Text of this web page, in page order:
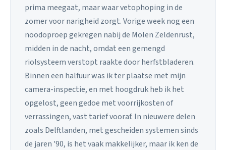
prima meegaat, maar waar vetophoping in de
zomer voor narigheid zorgt. Vorige week nog een
noodoproep gekregen nabij de Molen Zeldenrust,
midden in de nacht, omdat een gemengd
riolsysteem verstopt raakte door herfstbladeren.
Binnen een halfuur was ik ter plaatse met mijn
camera-inspectie, en met hoogdruk heb ik het
opgelost, geen gedoe met voorrijkosten of
verrassingen, vast tarief vooraf. In nieuwere delen
zoals Delftlanden, met gescheiden systemen sinds
de jaren '90, is het vaak makkelijker, maar ik ken de